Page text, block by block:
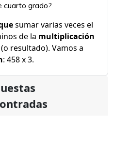
cuarto grado?
sumar varias veces el
de la multiplicación
resultado). Vamos a
: 458 x 3.